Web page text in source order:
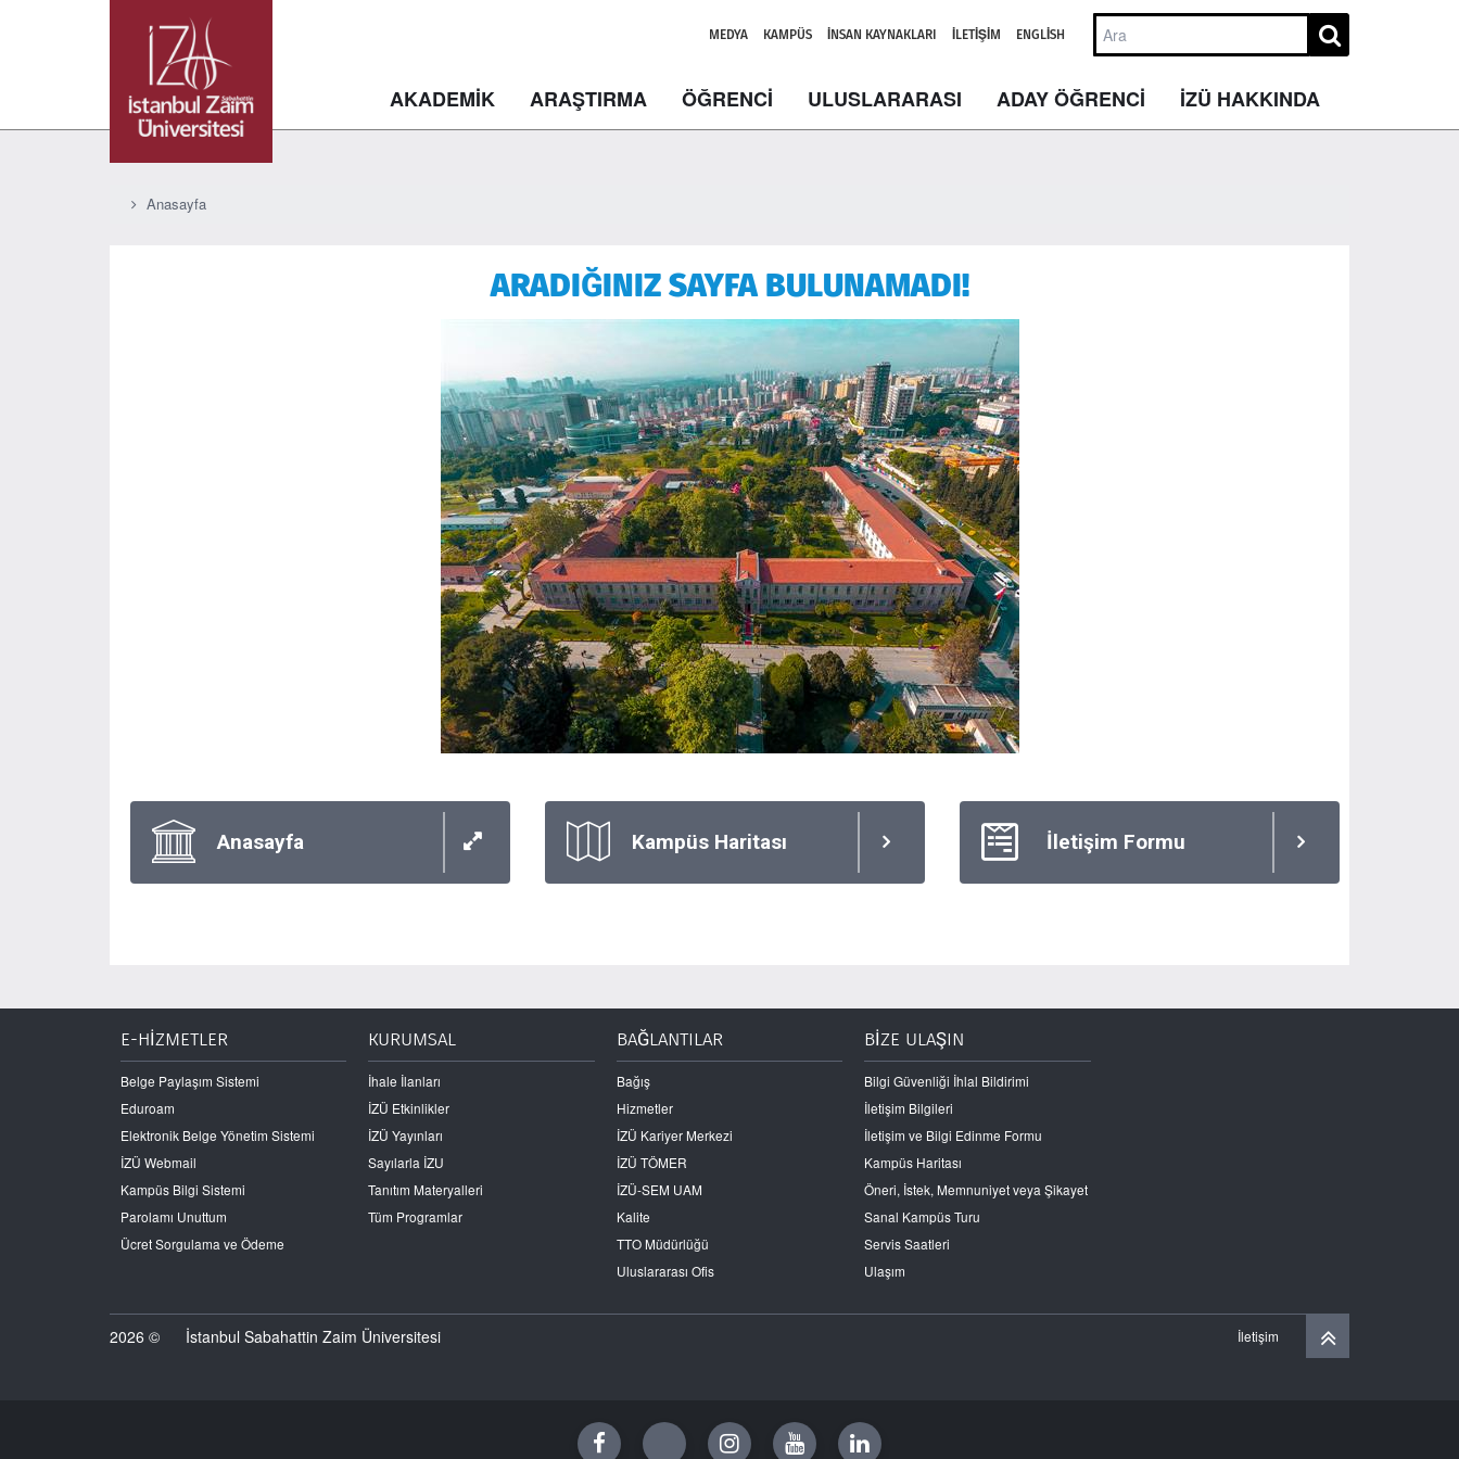
MEDYA KAMPÜS İNSAN KAYNAKLARI İLETIŞIM ENGLISH
AKADEMİK ARAŞTIRMA ÖĞRENCİ ULUSLARARASI ADAY ÖĞRENCİ İZÜ HAKKINDA
Anasayfa
ARADIĞINIZ SAYFA BULUNAMADI!
Anasayfa Kampüs Haritası İletişim Formu
E-HİZMETLER
Belge Paylaşım Sistemi
Eduroam
Elektronik Belge Yönetim Sistemi
İZÜ Webmail
Kampüs Bilgi Sistemi
Parolamı Unuttum
Ücret Sorgulama ve Ödeme
KURUMSAL
İhale İlanları
İZÜ Etkinlikler
İZÜ Yayınları
Sayılarla İZU
Tanıtım Materyalleri
Tüm Programlar
BAĞLANTILAR
Bağış
Hizmetler
İZÜ Kariyer Merkezi
İZÜ TÖMER
İZÜ-SEM UAM
Kalite
TTO Müdürlüğü
Uluslararası Ofis
BİZE ULAŞIN
Bilgi Güvenliği İhlal Bildirimi
İletişim Bilgileri
İletişim ve Bilgi Edinme Formu
Kampüs Haritası
Öneri, İstek, Memnuniyet veya Şikayet
Sanal Kampüs Turu
Servis Saatleri
Ulaşım
2026 © İstanbul Sabahattin Zaim Üniversitesi İletişim